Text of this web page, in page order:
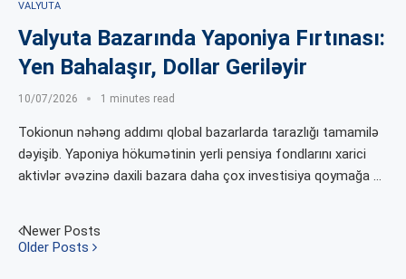
VALYUTA
Valyuta Bazarında Yaponiya Fırtınası:
Yen Bahalaşır, Dollar Geriləyir
10/07/2026 1 minutes read
Tokionun nəhəng addımı qlobal bazarlarda tarazlığı tamamilə
dəyişib. Yaponiya hökumətinin yerli pensiya fondlarını xarici
aktivlər əvəzinə daxili bazara daha çox investisiya qoymağa …
Newer Posts
Older Posts